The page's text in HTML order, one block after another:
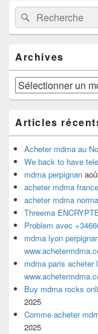
Zone
principale
de
widget
barre
latérale
Recherche :Rechercher
Archives
Archives
Articles
Acheter mdma au
We back to have
mdma perpignan
acheter mdma
acheter mdma
Threema
Problem avec
mdma lyon
mdma paris acheter
Buy mdma rocks
2025
Comme acheter
2025